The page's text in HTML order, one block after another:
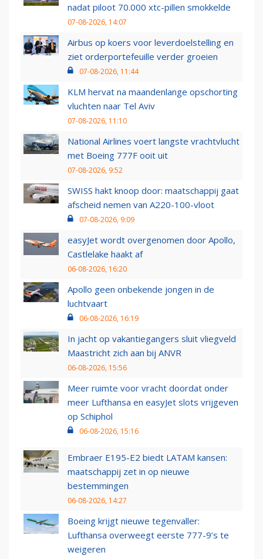
nadat piloot 70.000 xtc-pillen smokkelde
07-08-2026, 14:07
Airbus op koers voor leverdoelstelling en
ziet orderportefeuille verder groeien
07-08-2026, 11:44
KLM hervat na maandenlange opschorting
vluchten naar Tel Aviv
07-08-2026, 11:10
National Airlines voert langste vrachtvlucht
met Boeing 777F ooit uit
07-08-2026, 9:52
SWISS hakt knoop door: maatschappij gaat
afscheid nemen van A220-100-vloot
07-08-2026, 9:09
easyJet wordt overgenomen door Apollo,
Castlelake haakt af
06-08-2026, 16:20
Apollo geen onbekende jongen in de
luchtvaart
06-08-2026, 16:19
In jacht op vakantiegangers sluit vliegveld
Maastricht zich aan bij ANVR
06-08-2026, 15:56
Meer ruimte voor vracht doordat onder
meer Lufthansa en easyJet slots vrijgeven
op Schiphol
06-08-2026, 15:16
Embraer E195-E2 biedt LATAM kansen:
maatschappij zet in op nieuwe
bestemmingen
06-08-2026, 14:27
Boeing krijgt nieuwe tegenvaller:
Lufthansa overweegt eerste 777-9’s te
weigeren